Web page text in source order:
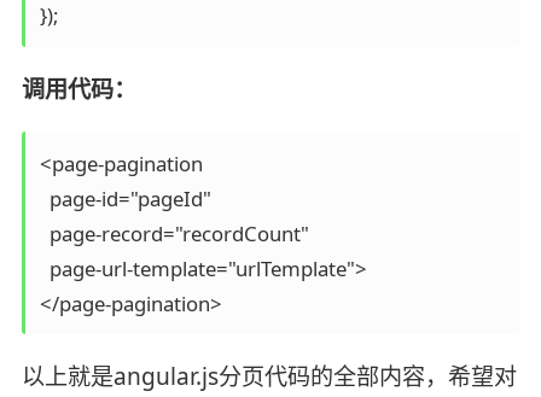
});
调用代码：
<page-pagination
  page-id="pageId"
  page-record="recordCount"
  page-url-template="urlTemplate">
</page-pagination>
以上就是angular.js分页代码的全部内容，希望对